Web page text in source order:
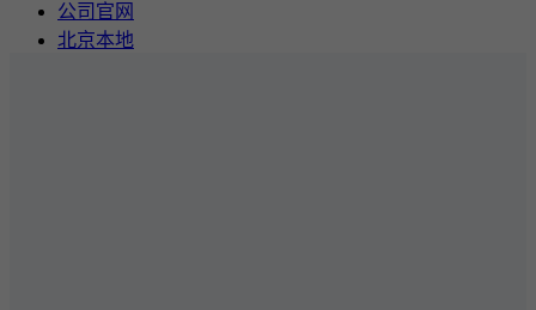
公司官网
北京本地